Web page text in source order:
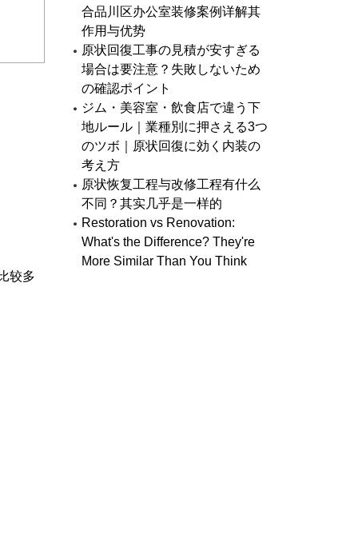
较多
合品川区办公室装修案例详解其
作用与优势
原状回復工事の見積が安すぎる
場合は要注意？失敗しないため
の確認ポイント
ジム・美容室・飲食店で違う下
地ルール｜業種別に押さえる3つ
のツボ｜原状回復に効く内装の
考え方
原状恢复工程与改修工程有什么
不同？其实几乎是一样的
Restoration vs Renovation:
What's the Difference? They're
More Similar Than You Think